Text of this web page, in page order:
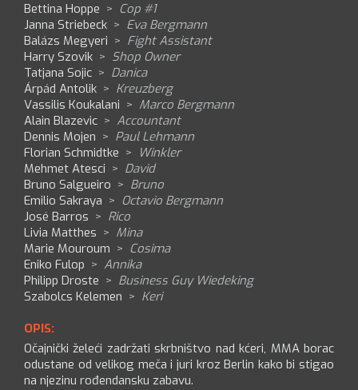
Bettina Hoppe > Cop #1
Janna Striebeck > Eva Bergmann
Balázs Megyeri > Fight Assistant
Harry Szovik > Shop Owner
Tatjana Sojic > Danica
Árpád Antolik > Kreuzberg
Vassilis Koukalani > Marco Bergmann
Alain Blazevic > Accountant
Dennis Mojen > Paul Lehmann
Florian Schmidtke > Winkler
Mehmet Atesci > David
Bruno Salgueiro > Bruno
Emilio Sakraya > Octavio Bergmann
José Barros > Rico
Livia Matthes > Mina
Marie Mouroum > Cosima
Eniko Fulop > Annika
Philipp Droste > Business Guy Wiedeking
Szabolcs Kelemen > Keri
OPIS:
Očajnički želeći zadržati skrbništvo nad kćeri, MMA borac
odustane od velikog meča i juri kroz Berlin kako bi stigao
na njezinu rođendansku zabavu.